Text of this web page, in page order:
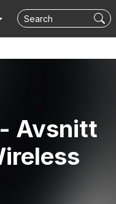
- Avsnitt